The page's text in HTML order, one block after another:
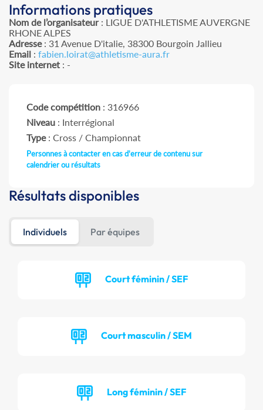
Informations pratiques
Nom de l’organisateur: LIGUE D'ATHLETISME AUVERGNE
RHONE ALPES
Adresse: 31 Avenue D'italie, 38300 Bourgoin Jallieu
Email : fabien.loirat@athletisme-aura.fr
Site internet : -
Code compétition : 316966
Niveau : Interrégional
Type: Cross / Championnat
Personnes à contacter en cas d'erreur de contenu sur
calendrier ou résultats
Résultats disponibles
Individuels Par équipes
Court féminin / SEF
Court masculin / SEM
Long féminin / SEF